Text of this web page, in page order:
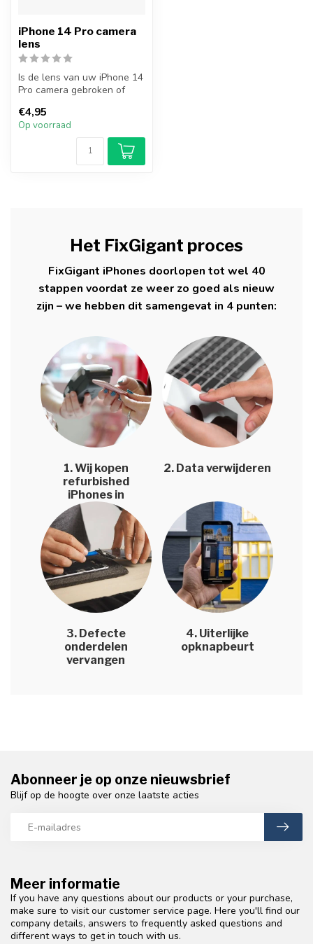
iPhone 14 Pro camera
lens
Is de lens van uw iPhone 14
Pro camera gebroken of
iPhone ...
€4,95
Op voorraad
Het FixGigant proces
FixGigant iPhones doorlopen tot wel 40
stappen voordat ze weer zo goed als nieuw
zijn – we hebben dit samengevat in 4 punten:
1. Wij kopen
refurbished
iPhones in
2. Data verwijderen
3. Defecte
onderdelen
vervangen
4. Uiterlijke
opknapbeurt
Meer informatie
If you have any questions about our products or your purchase,
make sure to visit our customer service page. Here you'll find our
company details, answers to frequently asked questions and
different ways to get in touch with us.
Abonneer je op onze nieuwsbrief
Blijf op de hoogte over onze laatste acties